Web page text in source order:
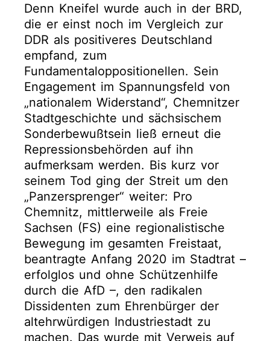
Denn Kneifel wurde auch in der BRD,
die er einst noch im Vergleich zur
DDR als positiveres Deutschland
empfand, zum
Fundamentaloppositionellen. Sein
Engagement im Spannungsfeld von
„nationalem Widerstand“, Chemnitzer
Stadtgeschichte und sächsischem
Sonderbewußtsein ließ erneut die
Repressionsbehörden auf ihn
aufmerksam werden. Bis kurz vor
seinem Tod ging der Streit um den
„Panzersprenger“ weiter: Pro
Chemnitz, mittlerweile als Freie
Sachsen (FS) eine regionalistische
Bewegung im gesamten Freistaat,
beantragte Anfang 2020 im Stadtrat –
erfolglos und ohne Schützenhilfe
durch die AfD –, den radikalen
Dissidenten zum Ehrenbürger der
altehrwürdigen Industriestadt zu
machen. Das wurde mit Verweis auf